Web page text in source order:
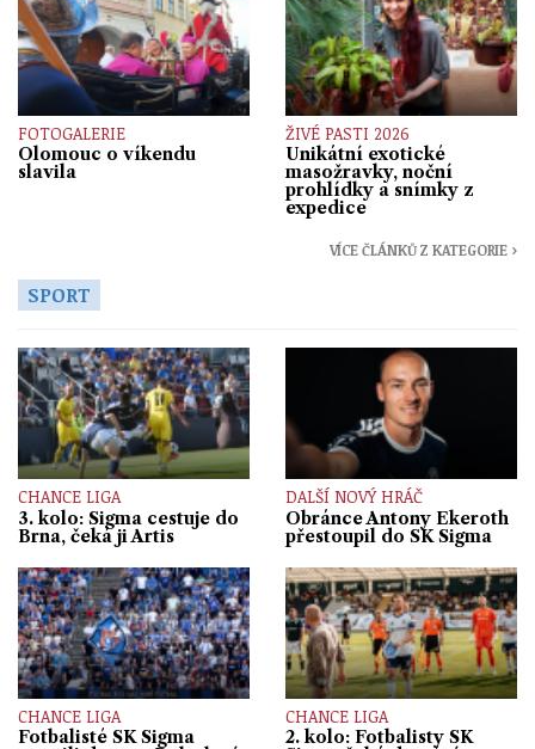
FOTOGALERIE
Olomouc o víkendu
slavila
ŽIVÉ PASTI 2026
Unikátní exotické
masožravky, noční
prohlídky a snímky z
expedice
VÍCE ČLÁNKŮ Z KATEGORIE ›
SPORT
CHANCE LIGA
3. kolo: Sigma cestuje do
Brna, čeká ji Artis
DALŠÍ NOVÝ HRÁČ
Obránce Antony Ekeroth
přestoupil do SK Sigma
CHANCE LIGA
Fotbalisté SK Sigma
CHANCE LIGA
2. kolo: Fotbalisty SK